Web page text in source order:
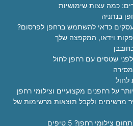
כמה עצות שימושיות
כדאי להשתמש ברחפן לפרסום?
וידאו, המקפצה שלך
שטסים עם רחפן לחול
מרשימים ולקבל תוצאות מרשימות של
רחפן? 5 טיפים